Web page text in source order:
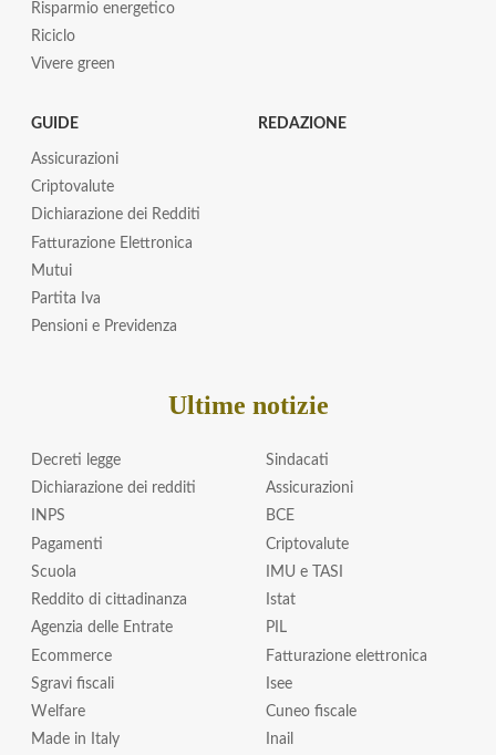
Risparmio energetico
Riciclo
Vivere green
GUIDE
Assicurazioni
Criptovalute
Dichiarazione dei Redditi
Fatturazione Elettronica
Mutui
Partita Iva
Pensioni e Previdenza
REDAZIONE
Ultime notizie
Decreti legge
Dichiarazione dei redditi
INPS
Pagamenti
Scuola
Reddito di cittadinanza
Agenzia delle Entrate
Ecommerce
Sgravi fiscali
Welfare
Made in Italy
Sindacati
Assicurazioni
BCE
Criptovalute
IMU e TASI
Istat
PIL
Fatturazione elettronica
Isee
Cuneo fiscale
Inail